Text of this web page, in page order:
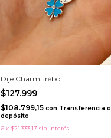
Dije Charm trébol
$127.999
$108.799,15 con Transferencia o
depósito
6 x $21.333,17 sin interés